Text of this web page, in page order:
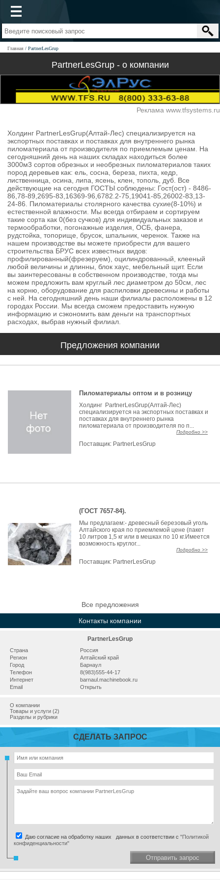
Главная PartnerLesGrup
PartnerLesGrup - о компании
Реклама www.tfsystems.ru
Холдинг PartnerLesGrup(Алтай-Лес) специализируется на
экспортных поставках и поставках для внутреннего рынка
пиломатериала от производителя по приемлемым ценам. На
сегодняшний день на наших складах находиться более
3000м3 сортов обрезных и необрезных пиломатериалов таких
пород деревьев как: ель, сосна, береза, пихта, кедр,
лиственница, осина, липа, ясень, клен, тополь, дуб. Все
действующие на сегодня ГОСТЫ соблюдены: Гост(ост) - 8486-
86,78-89,2695-83,16369-96,6782.2-75,19041-85,26002-83,13-
24-86. Пиломатериалы столярного качества сухие(8-10%) и
естественной влажности. Мы всегда отбираем и сортируем
такие сорта как 0(без сучков) для индивидуальных заказов и
термообработки, погонажные изделия, ОСБ, фанера,
рудстойка, топорище, брусок, шпальник, черенок. Также на
нашем производстве вы можете приобрести для вашего
строительства БРУС всех известных видов:
профилированный(фрезеруем), оцилиндрованный, клееный
любой величины и длинны, блок хаус, мебельный щит. Если
вы заинтересованы в собственном производстве, тогда мы
можем предложить вам круглый лес диаметром до 50см, лес
на корню, оборудование для распиловки древесины и работы
с ней. На сегодняшний день наши филиалы расположены в 12
городах России. Мы всегда сможем предоставить нужную
информацию и сэкономить вам деньги на транспортных
расходах, выбрав нужный филиал.
Предложения компании
Пиломатериалы оптом и в розницу
Холдинг PartnerLesGrup(Алтай-Лес)
специализируется на экспортных поставках и
поставках для внутреннего рынка
пиломатериала от производителя по п...
Подробно >>
Поставщик: PartnerLesGrup
(ГОСТ 7657-84).
Мы предлагаем:- древесный березовый уголь
Алтайского края по приемлемой цене (пакет
10 литров 1,5 кг или в мешках по 10 кг.Имеется
возможность круглог...
Подробно >>
Поставщик: PartnerLesGrup
Все предложения
Контакты компании
PartnerLesGrup
Страна
Россия
Регион
Алтайский край
Город
Барнаул
Телефон
8(983)555-44-17
Интернет
barnaul.machinebook.ru
Email
Открыть
О компании
Товары и услуги (2)
Разделы и рубрики
СДЕЛАТЬ ЗАПРОС
Даю согласие на обработку наших данных в соответствии с "Политикой
конфиденциальности"
Отправить запрос